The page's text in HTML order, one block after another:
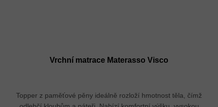
Vrchní matrace Materasso Visco
Topper z paměťové pěny ideálně rozloží hmotnost těla, čímž